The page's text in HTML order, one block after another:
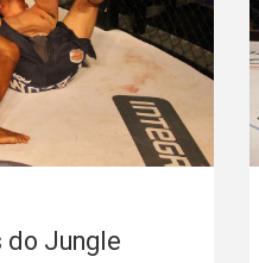
do Jungle